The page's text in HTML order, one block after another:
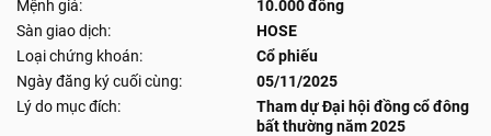
Mệnh giá:
10.000 đồng
Sàn giao dịch:
HOSE
Loại chứng khoán:
Cổ phiếu
Ngày đăng ký cuối cùng:
05/11/2025
Lý do mục đích:
Tham dự Đại hội đồng cổ đông
bất thường năm 2025